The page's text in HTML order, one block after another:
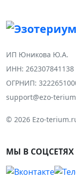
ИП Юникова Ю.А.
ИНН: 262307841138
ОГРНИП:
support@ezo-
© 2026 Ezo-
МЫ В СОЦСЕТЯХ